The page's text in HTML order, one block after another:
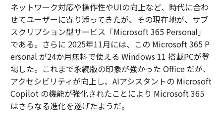
ネットワーク対応や操作性やUIの向上など、時代に合わ
せてユーザーに寄り添ってきたが、その現在地が、サブ
スクリプション型サービス「Microsoft 365 Personal」
である。さらに 2025年11月には、この Microsoft 365 P
ersonal が24か月無料で使える Windows 11 搭載PCが登
場した。これまで永続版の印象が強かった Office だが、
アクセシビリティが向上し、AIアシスタントの Microsoft
Copilot の機能が強化されたことにより Microsoft 365
はさらなる進化を遂げたようだ。